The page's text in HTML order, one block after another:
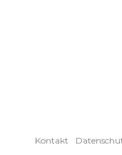
Kontakt